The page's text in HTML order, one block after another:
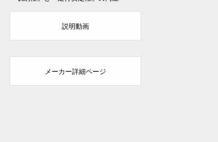
説明動画
メーカー詳細ページ